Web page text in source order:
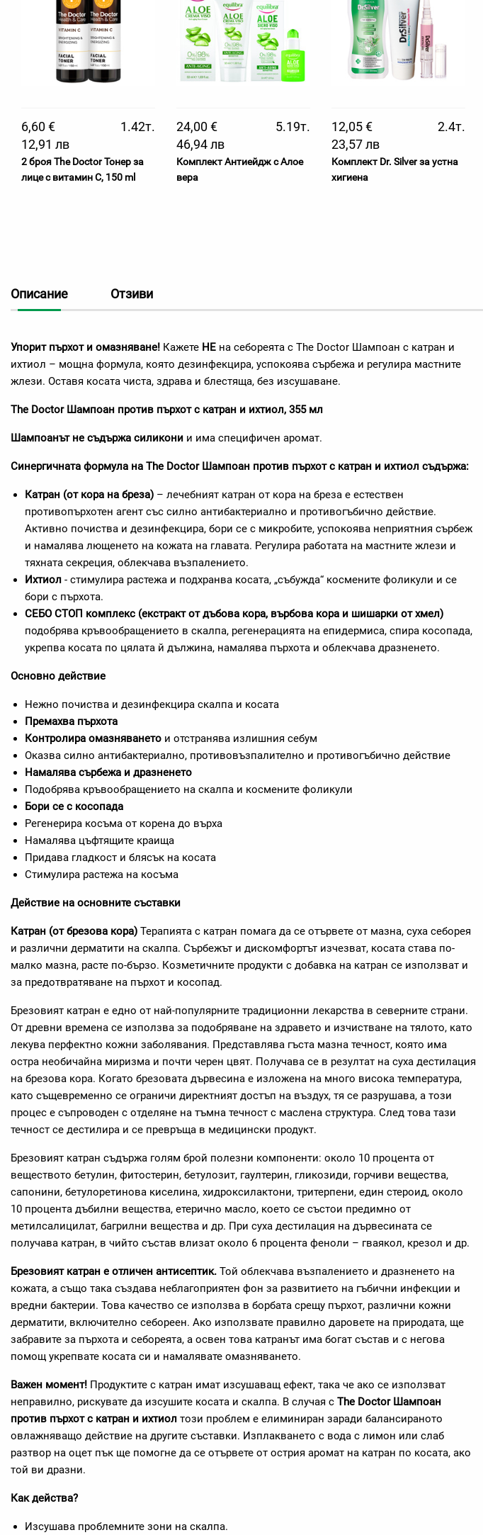
6,60 €
1.42т.
12,91 лв
2 броя The Doctor Тонер за
лице с витамин C, 150 ml
24,00 €
5.19т.
46,94 лв
Комплект Антиейдж с Алое
вера
12,05 €
2.4т.
23,57 лв
Комплект Dr. Silver за устна
хигиена
Описание Отзиви
Упорит пърхот и омазняване! Кажете НЕ на себореята с The Doctor Шампоан с катран и
ихтиол – мощна формула, която дезинфекцира, успокоява сърбежа и регулира мастните
жлези. Оставя косата чиста, здрава и блестяща, без изсушаване.
The Doctor Шампоан против пърхот с катран и ихтиол, 355 мл
Шампоанът не съдържа силикони и има специфичен аромат.
Синергичната формула на The Doctor Шампоан против пърхот с катран и ихтиол съдържа:
Катран (от кора на бреза) – лечебният катран от кора на бреза е естествен
противопърхотен агент със силно антибактериално и противогъбично действие.
Активно почиства и дезинфекцира, бори се с микробите, успокоява неприятния сърбеж
и намалява лющенето на кожата на главата. Регулира работата на мастните жлези и
тяхната секреция, облекчава възпалението.
Ихтиол - стимулира растежа и подхранва косата, „събужда“ космените фоликули и се
бори с пърхота.
СЕБО СТОП комплекс (екстракт от дъбова кора, върбова кора и шишарки от хмел)
подобрява кръвообращението в скалпа, регенерацията на епидермиса, спира косопада,
укрепва косата по цялата й дължина, намалява пърхота и облекчава дразненето.
Основно действие
Нежно почиства и дезинфекцира скалпа и косата
Премахва пърхота
Контролира омазняването и отстранява излишния себум
Оказва силно антибактериално, противовъзпалително и противогъбично действие
Намалява сърбежа и дразненето
Подобрява кръвообращението на скалпа и космените фоликули
Бори се с косопада
Регенерира косъма от корена до върха
Намалява цъфтящите краища
Придава гладкост и блясък на косата
Стимулира растежа на косъма
Действие на основните съставки
Катран (от брезова кора) Терапията с катран помага да се отървете от мазна, суха себорея
и различни дерматити на скалпа. Сърбежът и дискомфортът изчезват, косата става по-
малко мазна, расте по-бързо. Козметичните продукти с добавка на катран се използват и
за предотвратяване на пърхот и косопад.
Брезовият катран е едно от най-популярните традиционни лекарства в северните страни.
От древни времена се използва за подобряване на здравето и изчистване на тялото, като
лекува перфектно кожни заболявания. Представлява гъста мазна течност, която има
остра необичайна миризма и почти черен цвят. Получава се в резултат на суха дестилация
на брезова кора. Когато брезовата дървесина е изложена на много висока температура,
като същевременно се ограничи директният достъп на въздух, тя се разрушава, а този
процес е съпроводен с отделяне на тъмна течност с маслена структура. След това тази
течност се дестилира и се превръща в медицински продукт.
Брезовият катран съдържа голям брой полезни компоненти: около 10 процента от
веществото бетулин, фитостерин, бетулозит, гаултерин, гликозиди, горчиви вещества,
сапонини, бетулоретинова киселина, хидроксилактони, тритерпени, един стероид, около
10 процента дъбилни вещества, етерично масло, което се състои предимно от
метилсалицилат, багрилни вещества и др. При суха дестилация на дървесината се
получава катран, в чийто състав влизат около 6 процента феноли – гваякол, крезол и др.
Брезовият катран е отличен антисептик. Той облекчава възпалението и дразненето на
кожата, а също така създава неблагоприятен фон за развитието на гъбични инфекции и
вредни бактерии. Това качество се използва в борбата срещу пърхот, различни кожни
дерматити, включително себореен. Ако използвате правилно даровете на природата, ще
забравите за пърхота и себореята, а освен това катранът има богат състав и с негова
помощ укрепвате косата си и намалявате омазняването.
Важен момент! Продуктите с катран имат изсушаващ ефект, така че ако се използват
неправилно, рискувате да изсушите косата и скалпа. В случая с The Doctor Шампоан
против пърхот с катран и ихтиол този проблем е елиминиран заради балансираното
овлажняващо действие на другите съставки. Изплакването с вода с лимон или слаб
разтвор на оцет пък ще помогне да се отървете от острия аромат на катран по косата, ако
той ви дразни.
Как действа?
Изсушава проблемните зони на скалпа.